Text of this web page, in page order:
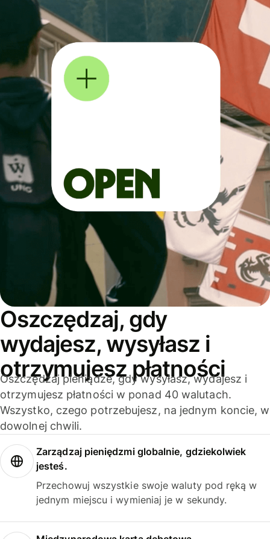
Oszczędzaj, gdy
wydajesz, wysyłasz i
otrzymujesz płatności
Oszczędzaj pieniądze, gdy wysyłasz, wydajesz i
otrzymujesz płatności w ponad 40 walutach.
Wszystko, czego potrzebujesz, na jednym koncie, w
dowolnej chwili.
Zarządzaj pieniędzmi globalnie, gdziekolwiek
jesteś.
Przechowuj wszystkie swoje waluty pod ręką w
jednym miejscu i wymieniaj je w sekundy.